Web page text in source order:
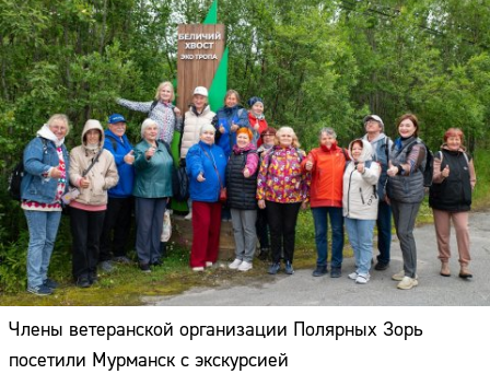
Члены ветеранской организации Полярных Зорь
посетили Мурманск с экскурсией